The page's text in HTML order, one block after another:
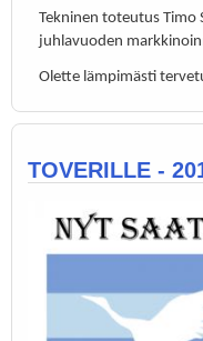
Tekninen toteutus Timo
juhlavuoden
Olette lämpimästi
TOVERILLE -